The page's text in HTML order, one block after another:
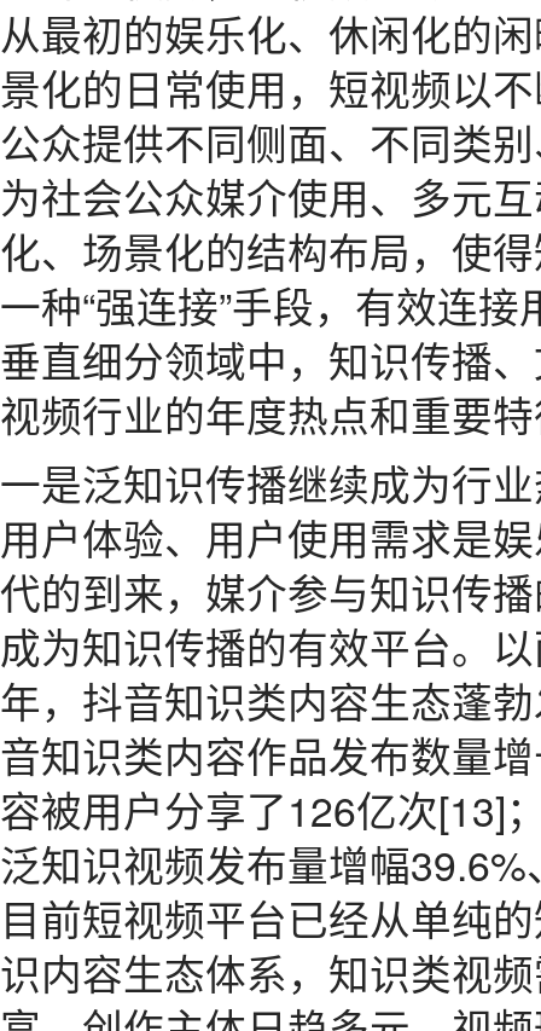
从最初的娱乐化、休闲化的
景化的日常使用，短视频以
公众提供不同侧面、不同类
为社会公众媒介使用、多元
化、场景化的结构布局，使
一种“强连接”手段，有效连
垂直细分领域中，知识传播
视频行业的年度热点和重要
一是泛知识传播继续成为行
用户体验、用户使用需求是
代的到来，媒介参与知识传
成为知识传播的有效平台。
年，抖音知识类内容生态蓬
音知识类内容作品发布数量
容被用户分享了126亿次[13]
泛知识视频发布量增幅
目前短视频平台已经从单纯
识内容生态体系，知识类视